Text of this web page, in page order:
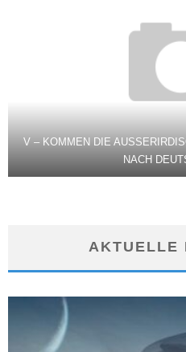
V – KOMMEN DIE
ACH
AKTUELLE